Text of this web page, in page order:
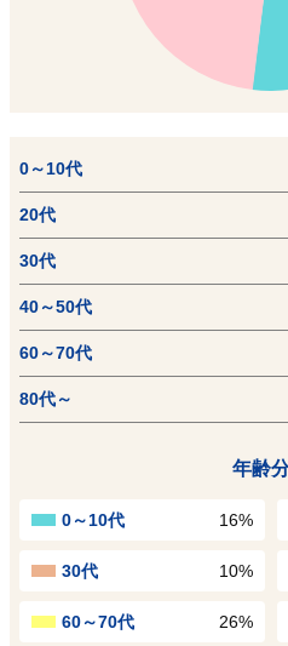
0～10代
20代
30代
40～50代
60～70代
80代～
年齢
0～10代 16%
30代 10%
60～70代 26%